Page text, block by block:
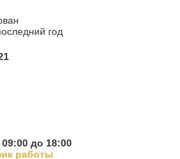
год
до 18:00
работы